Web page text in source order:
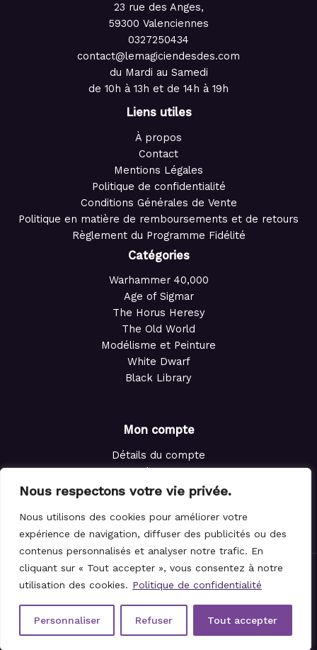
Nous respectons votre vie privée.
Nous utilisons des cookies pour améliorer votre
expérience de navigation, diffuser des publicités ou des
contenus personnalisés et analyser notre trafic. En
cliquant sur « Tout accepter », vous consentez à notre
utilisation des cookies. Politique de confidentialité
Personnaliser Refuser Tout accepter
23 rue des Anges,
59300 Valenciennes
0327250434
contact@lemagiciendesdes.com
du Mardi au Samedi
de 10h à 13h et de 14h à 19h
Liens utiles
À propos
Contact
Mentions Légales
Politique de confidentialité
Conditions Générales de Vente
Politique en matière de remboursements et de retours
Règlement du Programme Fidélité
Catégories
Warhammer 40,000
Age of Sigmar
The Horus Heresy
The Old World
Modélisme et Peinture
White Dwarf
Black Library
Mon compte
Détails du compte
Adresses
Commandes
Panier
© 2021-2026 Le Magicien des Dés.